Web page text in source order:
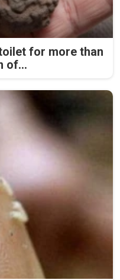
for more than
of...